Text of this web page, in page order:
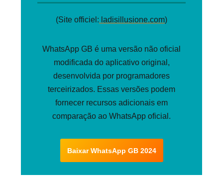
(Site officiel: ladisillusione.com)
WhatsApp GB é uma versão não oficial
modificada do aplicativo original,
desenvolvida por programadores
terceirizados. Essas versões podem
fornecer recursos adicionais em
comparação ao WhatsApp oficial.
Baixar WhatsApp GB 2024